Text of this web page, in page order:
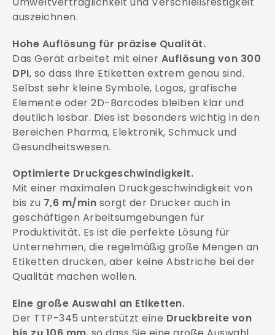
auszeichnen.
Hohe Auflösung für präzise Qualität.
Das Gerät arbeitet mit einer Auflösung von 300
DPI, so dass Ihre Etiketten extrem genau sind.
Selbst sehr kleine Symbole, Logos, grafische
Elemente oder 2D-Barcodes bleiben klar und
deutlich lesbar. Dies ist besonders wichtig in den
Bereichen Pharma, Elektronik, Schmuck und
Gesundheitswesen.
Optimierte Druckgeschwindigkeit.
Mit einer maximalen Druckgeschwindigkeit von
bis zu 7,6 m/min sorgt der Drucker auch in
geschäftigen Arbeitsumgebungen für
Produktivität. Es ist die perfekte Lösung für
Unternehmen, die regelmäßig große Mengen an
Etiketten drucken, aber keine Abstriche bei der
Qualität machen wollen.
Eine große Auswahl an Etiketten.
Der TTP-345 unterstützt eine Druckbreite von